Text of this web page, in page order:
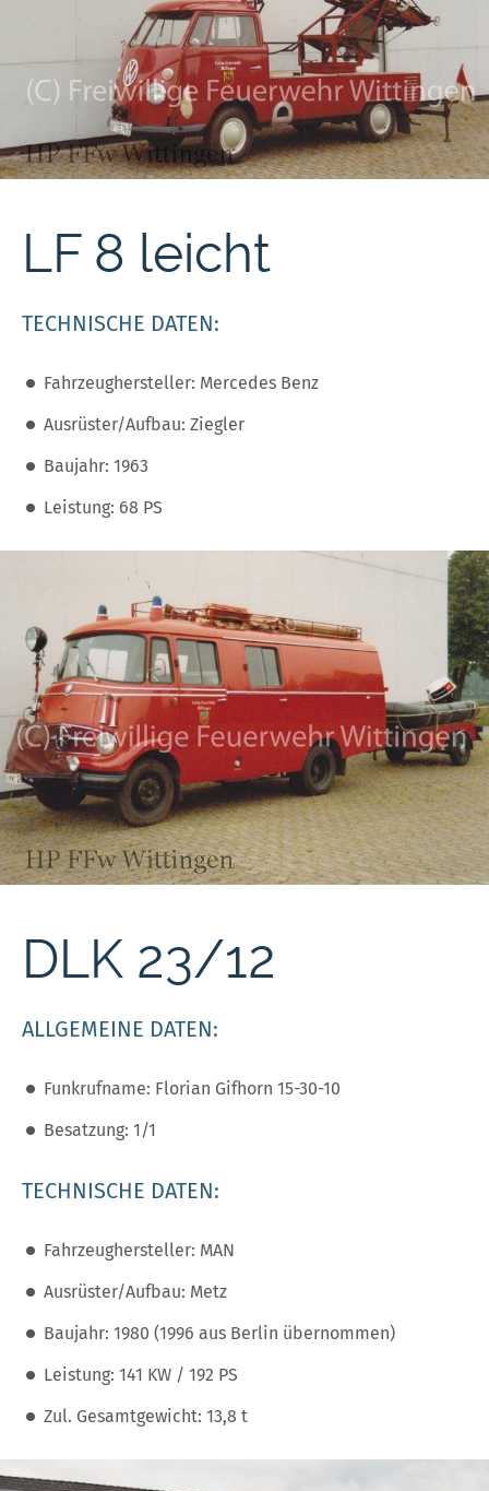
LF 8 leicht
TECHNISCHE DATEN:
Fahrzeughersteller: Mercedes Benz
Ausrüster/Aufbau: Ziegler
Baujahr: 1963
Leistung: 68 PS
DLK 23/12
ALLGEMEINE DATEN:
Funkrufname: Florian Gifhorn 15-30-10
Besatzung: 1/1
TECHNISCHE DATEN:
Fahrzeughersteller: MAN
Ausrüster/Aufbau: Metz
Baujahr: 1980 (1996 aus Berlin übernommen)
Leistung: 141 KW / 192 PS
Zul. Gesamtgewicht: 13,8 t